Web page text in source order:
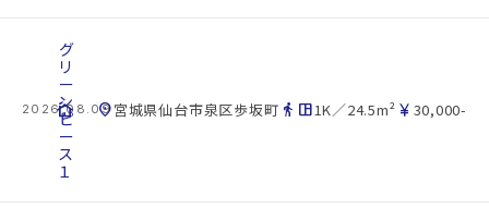
2026.08.09
cottage
グ
リ
ー
ン
ピ
ー
ス
１
location_on宮城県仙台市泉区歩坂町 directions_walk space_dashboard1K／24.5m² currency_yen 30,000-